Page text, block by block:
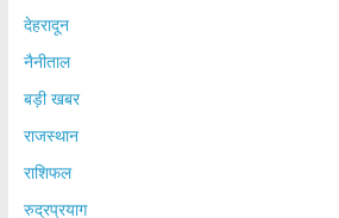
देहरादून
नैनीताल
बड़ी खबर
राजस्थान
राशिफल
रुद्रप्रयाग